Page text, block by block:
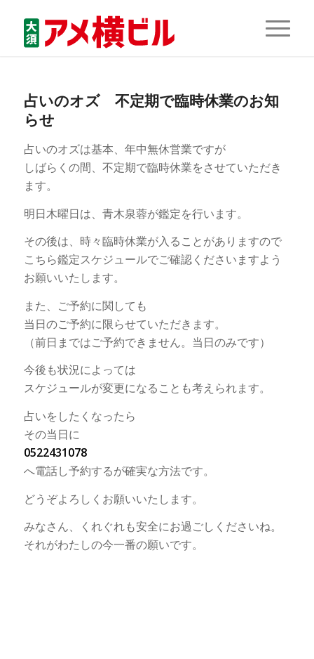
占いのオズ 不定期で臨時休業のお知
らせ
占いのオズは基本、年中無休営業ですが
しばらくの間、不定期で臨時休業をさせていただき
ます。
明日木曜日は、青木泉蓉が鑑定を行います。
その後は、時々臨時休業が入ることがありますので
こちら鑑定スケジュールでご確認くださいますよう
お願いいたします。
また、ご予約に関しても
当日のご予約に限らせていただきます。
（前日まではご予約できません。当日のみです）
今後も状況によっては
スケジュールが変更になることも考えられます。
占いをしたくなったら
その当日に
0522431078
へ電話し予約するが確実な方法です。
どうぞよろしくお願いいたします。
みなさん、くれぐれも安全にお過ごしくださいね。
それがわたしの今一番の願いです。